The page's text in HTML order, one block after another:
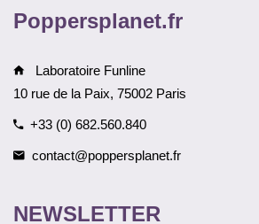
Poppersplanet.fr
Laboratoire Funline
10 rue de la Paix, 75002 Paris
+33 (0) 682.560.840
contact@poppersplanet.fr
NEWSLETTER